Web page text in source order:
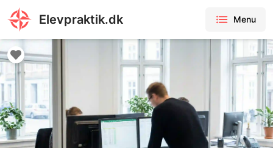
Elevpraktik.dk Menu